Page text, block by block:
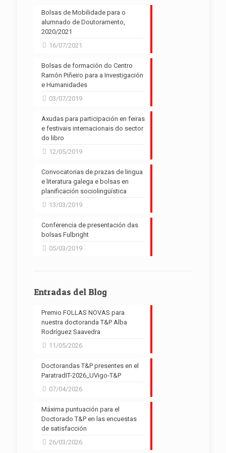
Bolsas de Mobilidade para o
alumnado de Doutoramento,
2020/2021
16/07/2021
Bolsas de formación do Centro
Ramón Piñeiro para a Investigación
e Humanidades
03/07/2019
Axudas para participación en feiras
e festivais internacionais do sector
do libro
12/05/2019
Convocatorias de prazas de lingua
e literatura galega e bolsas en
planificación sociolingüística
13/03/2019
Conferencia de presentación das
bolsas Fulbright
05/03/2019
Entradas del Blog
Premio FOLLAS NOVAS para
nuestra doctoranda T&P Alba
Rodríguez Saavedra
11/05/2026
Doctorandas T&P presentes en el
ParatradIT-2026_UVigo-T&P
07/04/2026
Máxima puntuación para el
Doctorado T&P en las encuestas
de satisfacción
26/03/2026